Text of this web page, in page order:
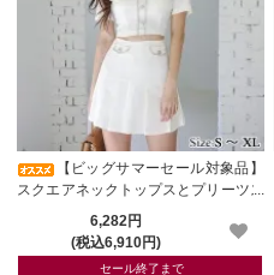
【ビッグサマーセール対象品】
スクエアネックトップスとプリーツス
カートのセットアップ(キャバドレ
ス・CABARETDRESS)
6,282円
(税込6,910円)